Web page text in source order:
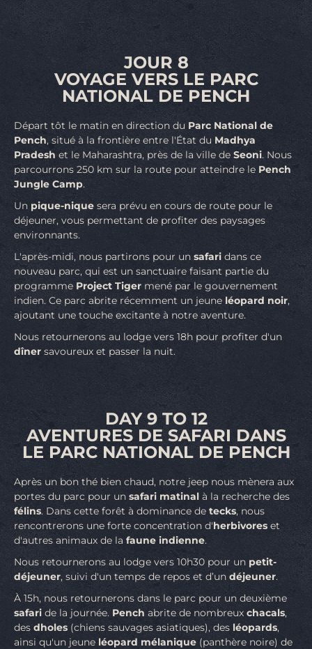
JOUR 8
VOYAGE VERS LE PARC
NATIONAL DE PENCH
Départ tôt le matin en direction du Parc National de
Pench, situé à la frontière entre l'État du Madhya
Pradesh et le Maharashtra, près de la ville de Seoni. Nous
parcourrons 250 km sur la route pour atteindre le Pench
Jungle Camp.
Un pique-nique sera prévu en cours de route pour le
déjeuner, vous permettant de profiter des paysages
environnants.
L'après-midi, nous partirons pour un safari dans ce
nouveau parc, qui est un sanctuaire faisant partie du
programme Project Tiger mené par le gouvernement
indien. Ce parc abrite récemment un jeune léopard noir,
ajoutant une touche excitante à notre aventure.
Nous retournerons au lodge vers 18h pour profiter d'un
dîner savoureux et passer la nuit.
DAY 9 TO 12
AVENTURES DE SAFARI DANS
LE PARC NATIONAL DE PENCH
Après un bon thé bien chaud, notre jeep nous mènera aux
portes du parc pour un safari matinal à la recherche des
félins. Dans cette forêt à dominance de tecks, nous
rencontrerons une forte concentration d'herbivores et
d'autres animaux de la faune indienne.
Nous retournerons au lodge vers 10h30 pour un petit-
déjeuner, suivi d'un temps de repos et d’un déjeuner.
À 15h, nous retournerons dans le parc pour un deuxième
safari de la journée. Pench abrite de nombreux chacals,
des dholes (chiens sauvages asiatiques), des léopards,
ainsi qu'un jeune léopard mélanique (panthère noire) de